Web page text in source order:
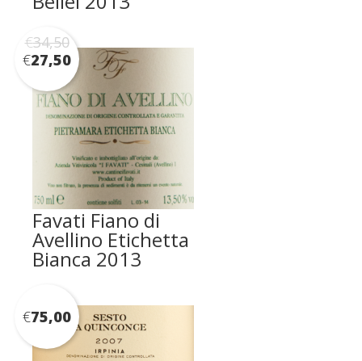
Favati Fiano di
Avellino Etichetta
Bianca 2013
€34,50
€27,50
€75,00